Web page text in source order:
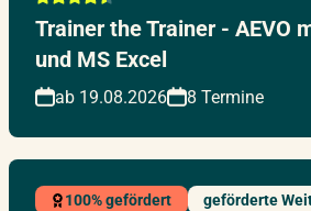
Trainer the Trainer - AEVO
und MS Excel
ab 19.08.2026 8 Termine
100% gefördert geförderte